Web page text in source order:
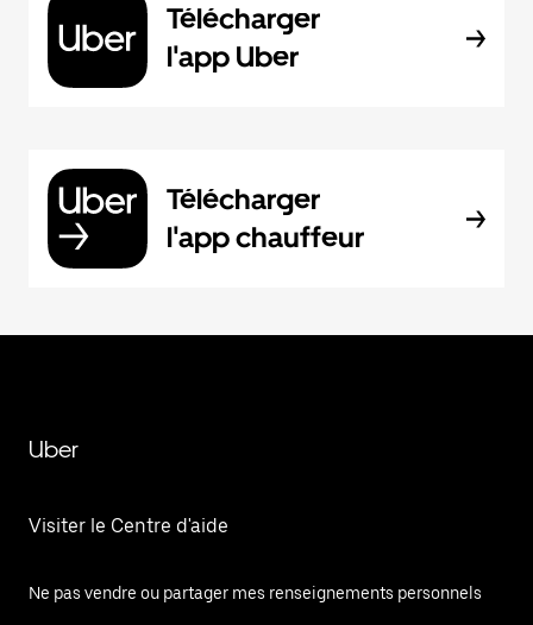
Télécharger
l'app Uber
Télécharger
l'app chauffeur
Uber
Visiter le Centre d'aide
Ne pas vendre ou partager mes renseignements personnels